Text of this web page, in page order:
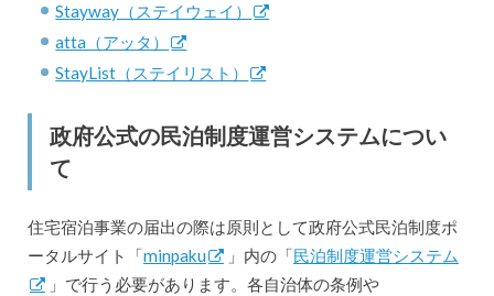
Stayway（ステイウェイ）
atta（アッタ）
StayList（ステイリスト）
政府公式の民泊制度運営システムについ
て
住宅宿泊事業の届出の際は原則として政府公式民泊制度ポ
ータルサイト「minpaku 」内の「民泊制度運営システム
」で行う必要があります。各自治体の条例や